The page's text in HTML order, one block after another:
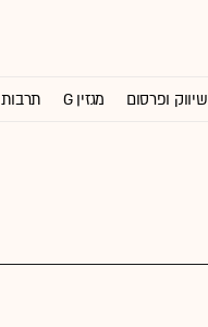
שיווק ופרסום מגזין G תרבות